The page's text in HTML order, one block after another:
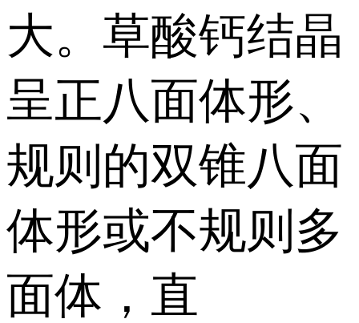
大。草酸钙结晶
呈正八面体形、
规则的双锥八面
体形或不规则多
面体，直